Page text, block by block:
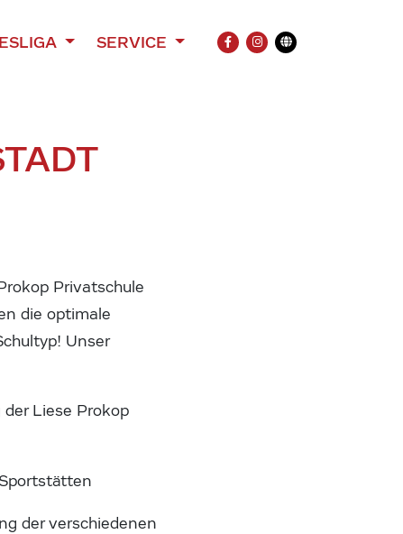
SERVICE
FACEBOOK
INSTAGRAM
Übersetzung
Privatschule
die optimale
Unser
Liese Prokop
der verschiedenen